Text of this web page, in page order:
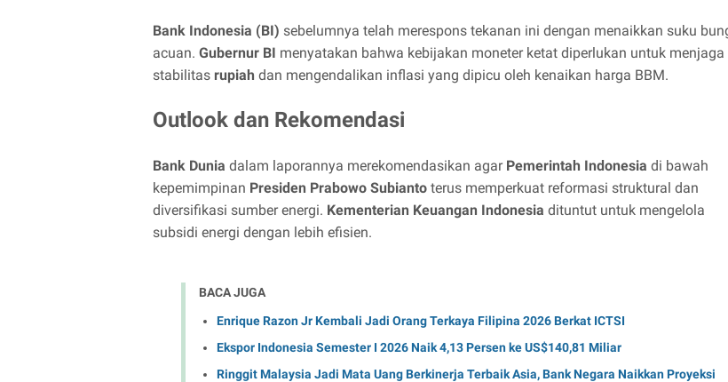
Bank Indonesia (BI) sebelumnya telah merespons tekanan ini dengan menaikkan suku
acuan. Gubernur BI menyatakan bahwa kebijakan moneter ketat diperlukan untuk menjaga
stabilitas rupiah dan mengendalikan inflasi yang dipicu oleh kenaikan harga BBM.
Outlook dan Rekomendasi
Bank Dunia dalam laporannya merekomendasikan agar Pemerintah Indonesia di bawah
kepemimpinan Presiden Prabowo Subianto terus memperkuat reformasi struktural dan
diversifikasi sumber energi. Kementerian Keuangan Indonesia dituntut untuk mengelola
subsidi energi dengan lebih efisien.
BACA JUGA
Enrique Razon Jr Kembali Jadi Orang Terkaya Filipina 2026 Berkat ICTSI
Ekspor Indonesia Semester I 2026 Naik 4,13 Persen ke US$140,81 Miliar
Ringgit Malaysia Jadi Mata Uang Berkinerja Terbaik Asia, Bank Negara Naikkan Proyeksi